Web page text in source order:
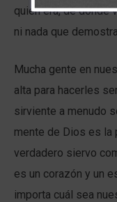
quién era, de dónde
ni nada que
Mucha gente en
alta para hacerles
sirviente a menudo
mente de Dios es la
verdadero siervo
es un corazón y un
importa cuál sea